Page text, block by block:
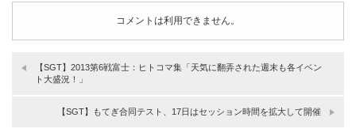
コメントは利用できません。
【SGT】2013第6戦富士：ヒトコマ集「天気に翻弄された週末も各イベン
ト大盛況！」
【SGT】もてぎ合同テスト、17日はセッション時間を拡大して開催